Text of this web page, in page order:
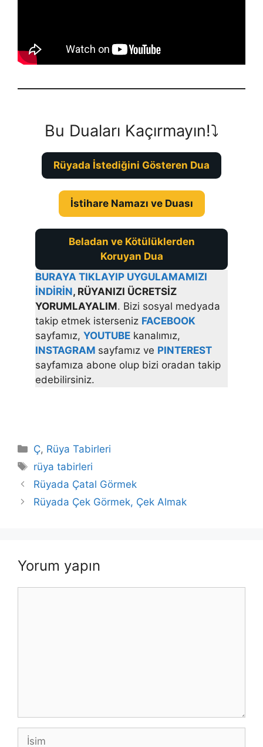
Bu Duaları Kaçırmayın!⤵️
Rüyada İstediğini Gösteren Dua
İstihare Namazı ve Duası
Beladan ve Kötülüklerden
Koruyan Dua
BURAYA TIKLAYIP UYGULAMAMIZI
İNDİRİN, RÜYANIZI ÜCRETSİZ
YORUMLAYALIM. Bizi sosyal medyada
takip etmek isterseniz FACEBOOK
sayfamız, YOUTUBE kanalımız,
INSTAGRAM sayfamız ve PINTEREST
sayfamıza abone olup bizi oradan takip
edebilirsiniz.
Kategoriler
Ç, Rüya Tabirleri
Etiketler
rüya tabirleri
Rüyada Çatal Görmek
Rüyada Çek Görmek, Çek Almak
Yorum yapın
İsim